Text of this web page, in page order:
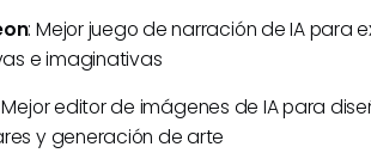
: Mejor juego de narración de IA para
e imaginativas
Mejor editor de imágenes de IA para
y generación de arte